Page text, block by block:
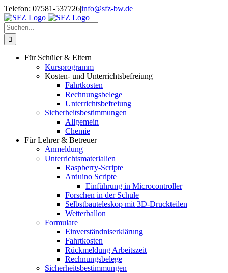
Zum
Inhalt
springen
Telefon: 07581-537726|info@sfz-bw.de
Suche
nach:
Für Schüler & Eltern
Kursprogramm
Kosten- und Unterrichtsbefreiung
Fahrtkosten
Rechnungsbelege
Unterrichtsbefreiung
Sicherheitsbestimmungen
Allgemein
Chemie
Für Lehrer & Betreuer
Anmeldung
Unterrichtsmaterialien
Raspberry-Scripte
Arduino Scripte
Einführung in Microcontroller
Forschen in der Schule
Selbstbauteleskop mit 3D-Druckteilen
Wetterballon
Formulare
Einverständniserklärung
Fahrtkosten
Rückmeldung Arbeitszeit
Rechnungsbelege
Sicherheitsbestimmungen